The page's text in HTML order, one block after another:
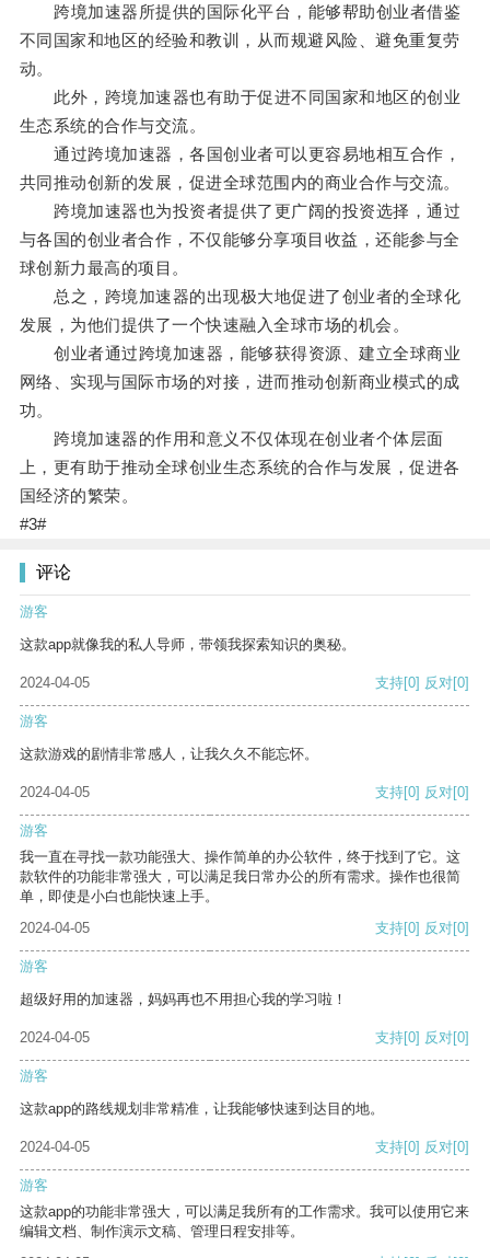
跨境加速器所提供的国际化平台，能够帮助创业者借鉴
不同国家和地区的经验和教训，从而规避风险、避免重复劳
动。
此外，跨境加速器也有助于促进不同国家和地区的创业
生态系统的合作与交流。
通过跨境加速器，各国创业者可以更容易地相互合作，
共同推动创新的发展，促进全球范围内的商业合作与交流。
跨境加速器也为投资者提供了更广阔的投资选择，通过
与各国的创业者合作，不仅能够分享项目收益，还能参与全
球创新力最高的项目。
总之，跨境加速器的出现极大地促进了创业者的全球化
发展，为他们提供了一个快速融入全球市场的机会。
创业者通过跨境加速器，能够获得资源、建立全球商业
网络、实现与国际市场的对接，进而推动创新商业模式的成
功。
跨境加速器的作用和意义不仅体现在创业者个体层面
上，更有助于推动全球创业生态系统的合作与发展，促进各
国经济的繁荣。
#3#
评论
游客
这款app就像我的私人导师，带领我探索知识的奥秘。
2024-04-05 支持[0] 反对[0]
游客
这款游戏的剧情非常感人，让我久久不能忘怀。
2024-04-05 支持[0] 反对[0]
游客
我一直在寻找一款功能强大、操作简单的办公软件，终于找到了它。这
款软件的功能非常强大，可以满足我日常办公的所有需求。操作也很简
单，即使是小白也能快速上手。
2024-04-05
支持[0] 反对[0]
游客
超级好用的加速器，妈妈再也不用担心我的学习啦！
2024-04-05 支持[0] 反对[0]
游客
这款app的路线规划非常精准，让我能够快速到达目的地。
2024-04-05 支持[0] 反对[0]
游客
这款app的功能非常强大，可以满足我所有的工作需求。我可以使用它来
编辑文档、制作演示文稿、管理日程安排等。